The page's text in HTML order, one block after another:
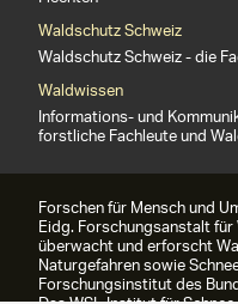
Waldschutz Schweiz
Waldschutz Schweiz - die
Waldwissen
Informations- und
forstliche Fachleute und
Forschen für Mensch und
Eidg. Forschungsanstalt
überwacht und erforscht
Naturgefahren sowie
Forschungsinstitut des